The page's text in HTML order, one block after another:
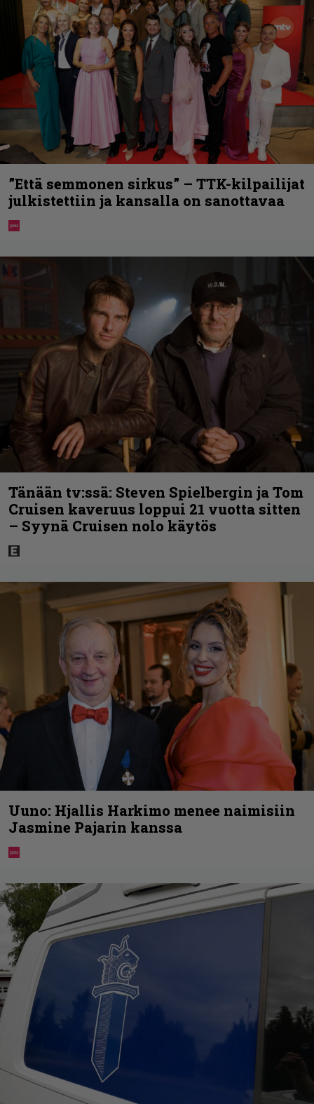
”Että semmonen sirkus” – TTK-kilpailijat
julkistettiin ja kansalla on sanottavaa
Tänään tv:ssä: Steven Spielbergin ja Tom
Cruisen kaveruus loppui 21 vuotta sitten
– Syynä Cruisen nolo käytös
Uuno: Hjallis Harkimo menee naimisiin
Jasmine Pajarin kanssa